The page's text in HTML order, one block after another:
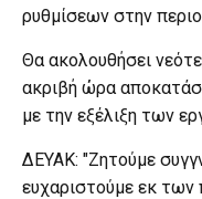
ρυθμίσεων στην
Θα ακολουθήσει
ακριβή ώρα
με την εξέλιξη των
ΔΕΥΑΚ: "Ζητούμε
ευχαριστούμε εκ των